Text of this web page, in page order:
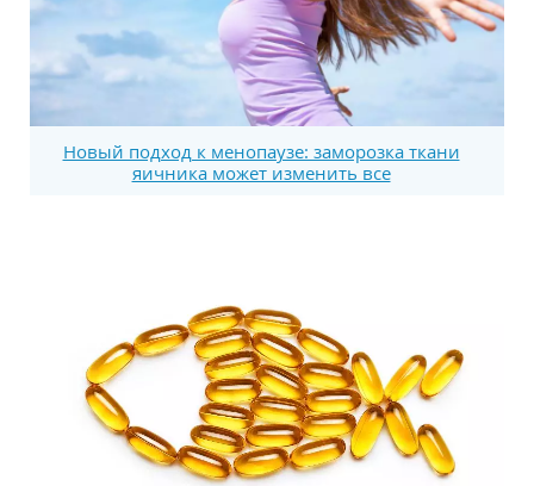
Новый подход к менопаузе: заморозка ткани
яичника может изменить все